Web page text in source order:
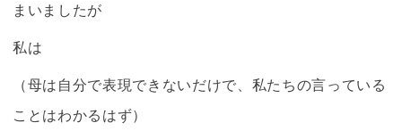
まいましたが
私は
（母は自分で表現できないだけで、私たちの言っている
ことはわかるはず）